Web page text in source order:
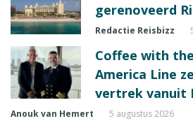
gerenoveerd
Redactie Reisbizz
Coffee with
America Line
vertrek vanuit
Anouk van Hemert 5 augustus 2026